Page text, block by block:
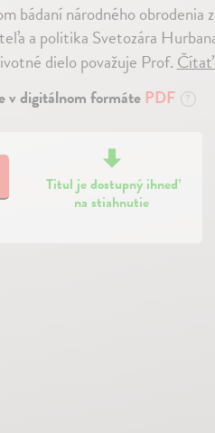
bádaní národného obrodenia
a politika Svetozára
dielo považuje Prof.
v digitálnom formáte PDF ?
Titul je dostupný ihneď
na stiahnutie